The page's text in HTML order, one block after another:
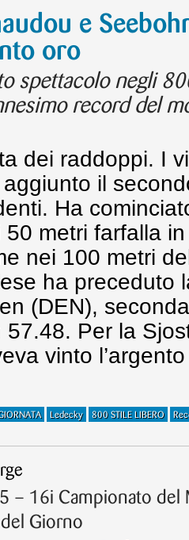
e
oro
spettacolo negli
record del
dei raddoppi. I
il
Ha
metri farfalla
nei 100 metri
ha preceduto
(DEN),
Per la
vinto
Ledecky 800 STILE LIBERO
– 16i Campionato
Giorno